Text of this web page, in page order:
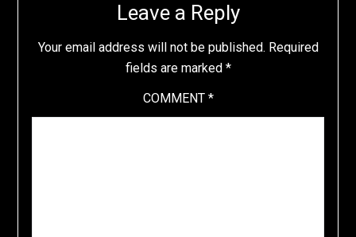
Leave a Reply
Your email address will not be published. Required
fields are marked *
COMMENT *